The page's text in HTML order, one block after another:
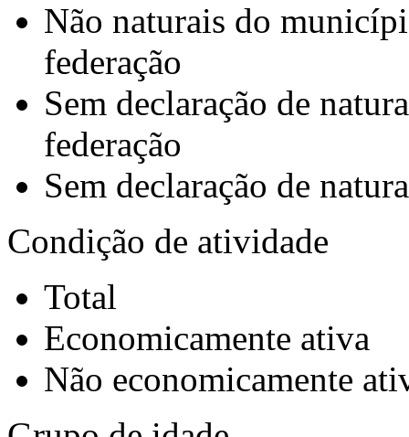
Não naturais do
federação
Sem declaração de
federação
Sem declaração de
Condição de atividade
Total
Economicamente ativa
Não economicamente